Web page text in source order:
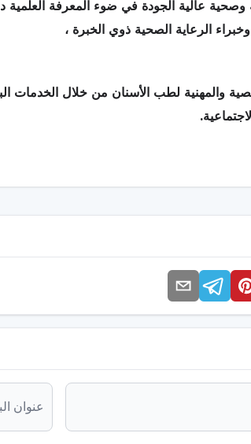
وصحية عالية الجودة في ضوء المعرفة العلمية
الرعاية الصحية ذوي الخبرة ،
والمهنية لطب الأسنان من خلال الخدمات